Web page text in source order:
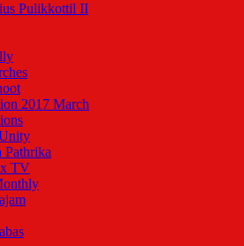
Pulikkottil II
2017 March
Pathrika
TV